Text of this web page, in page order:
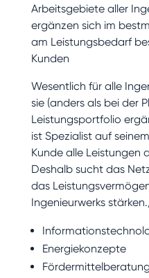
Arbeitsgebiete aller
ergänzen sich im
am Leistungsbedarf
Kunden
Wesentlich für alle
sie (anders als bei der
Leistungsportfolio
ist Spezialist auf
Kunde alle Leistungen
Deshalb sucht das
das
Ingenieurwerks
Energiekonzepte